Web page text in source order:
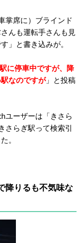
掌席に）ブラインド
んも運転手さんも見
」と書き込みが。
に停車中ですが、降
なのですが」と投稿
ユーザーは「きさら
さらぎ駅って検索引
。
りるも不気味な